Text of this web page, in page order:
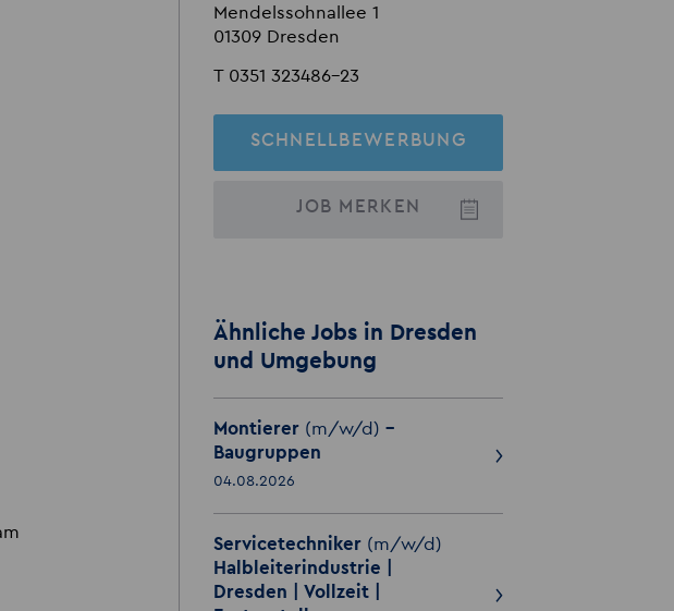
Mendelssohnallee 1
01309 Dresden
T 0351 323486-23
SCHNELLBEWERBUNG
JOB MERKEN
Ähnliche Jobs in Dresden
und Umgebung
Montierer (m/w/d) -
Baugruppen
04.08.2026
Servicetechniker (m/w/d)
Halbleiterindustrie |
Dresden | Vollzeit |